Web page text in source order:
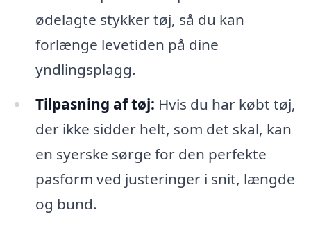
ødelagte stykker tøj, så du kan
forlænge levetiden på dine
yndlingsplagg.
Tilpasning af tøj: Hvis du har købt tøj,
der ikke sidder helt, som det skal, kan
en syerske sørge for den perfekte
pasform ved justeringer i snit, længde
og bund.